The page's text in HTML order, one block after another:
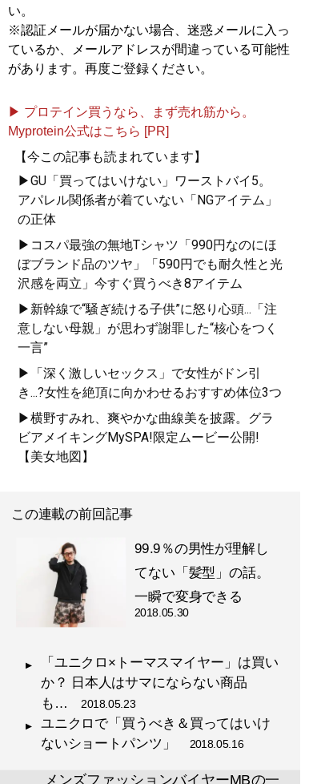
に変えられる』
自信は服で簡単につくること
『
最速でおしゃれに見せる
』
誰も言葉にできなかった
「男のおしゃれ」の決定
版。電子版特典として、MB
のコーディネート・80スタ
記事一覧へ
い。
※認証メールが届かない場合、迷惑メールに入っ
ているか、メールアドレスが間違っている可能性
があります。再度ご登録ください。
▶ プロテイン買うなら、まず売れ筋から。
Myprotein公式はこちら [PR]
【今この記事も読まれています】
▶GU「買ってはいけない」ワーストバイ5。
アパレル関係者が着ていない「NGアイテム」
の正体
▶コスパ最強の無地Tシャツ「990円なのにほ
ぼブランド品のツヤ」「590円でも耐久性と光
沢感を両立」今すぐ買うべき8アイテム
▶新幹線で“騒ぎ続ける子供”に怒り心頭...「注
意しない母親」が思わず謝罪した“核心をつく
一言”
▶「深く激しいセックス」で女性がドン引
き...?女性を絶頂に向かわせるおすすめ体位3つ
▶横野すみれ、爽やかな曲線美を披露。グラ
ビアメイキングMySPA!限定ムービー公開!
【美女地図】
この連載の前回記事
99.9％の男性が理解し
てない「髪型」の話。
一瞬で変身できる
2018.05.30
「ユニクロ×トーマスマイヤー」は買い
か？ 日本人はサマにならない商品
も… 2018.05.23
ユニクロで「買うべき＆買ってはいけ
ないショートパンツ」 2018.05.16
メンズファッションバイヤーMBの一